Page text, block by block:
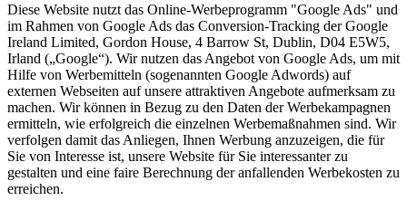
Diese Website nutzt das Online-Werbeprogramm "Google Ads" und
im Rahmen von Google Ads das Conversion-Tracking der Google
Ireland Limited, Gordon House, 4 Barrow St, Dublin, D04 E5W5,
Irland („Google“). Wir nutzen das Angebot von Google Ads, um mit
Hilfe von Werbemitteln (sogenannten Google Adwords) auf
externen Webseiten auf unsere attraktiven Angebote aufmerksam zu
machen. Wir können in Bezug zu den Daten der Werbekampagnen
ermitteln, wie erfolgreich die einzelnen Werbemaßnahmen sind. Wir
verfolgen damit das Anliegen, Ihnen Werbung anzuzeigen, die für
Sie von Interesse ist, unsere Website für Sie interessanter zu
gestalten und eine faire Berechnung der anfallenden Werbekosten zu
erreichen.